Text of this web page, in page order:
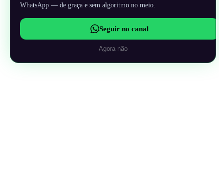
WhatsApp — de graça e sem algoritmo no meio.
Seguir no canal
Agora não